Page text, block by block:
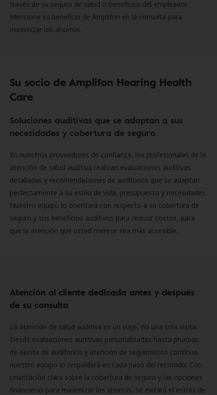
través de su seguro de salud o beneficios del empleador.
Mencione su beneficio de Amplifon en la consulta para
maximizar los ahorros.
Su socio de Amplifon Hearing Health
Care
Soluciones auditivas que se adaptan a sus
necesidades y cobertura de seguro.
En nuestros proveedores de confianza, los profesionales de la
atención de salud auditiva realizan evaluaciones auditivas
detalladas y recomendaciones de audífonos que se adaptan
perfectamente a su estilo de vida, presupuesto y necesidades.
Nuestro equipo lo orientará con respecto a su cobertura de
seguro y sus beneficios auditivos para reducir costos, para
que la atención que usted merece sea más accesible.
Atención al cliente dedicada antes y después
de su consulta
La atención de salud auditiva es un viaje, no una sola visita.
Desde evaluaciones auditivas personalizadas hasta pruebas
de ajuste de audífonos y atención de seguimiento continua,
nuestro equipo lo respaldará en cada paso del recorrido. Con
orientación clara sobre la cobertura de seguro y las opciones
financieras para maximizar los ahorros, se evitará el estrés de